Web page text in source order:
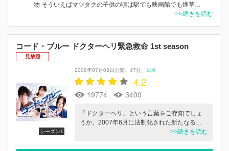
物 そういえばマツタクの子供の頃は駅でも映画館でも煙草…
>>続きを読む
コード・ブルー ドクターヘリ緊急救命 1st season
見放題
シーズン1
2008年07月03日公開 47分 日本
4.2
19774 3400
「ドクターヘリ」という言葉をご存知でしょ
うか。2007年6月に法制化された新たなる…
>>続きを読む